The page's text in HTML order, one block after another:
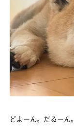
どよーん。だるーん